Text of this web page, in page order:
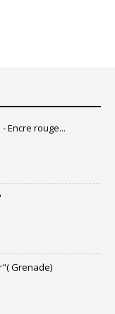
Encre rouge...
Grenade)